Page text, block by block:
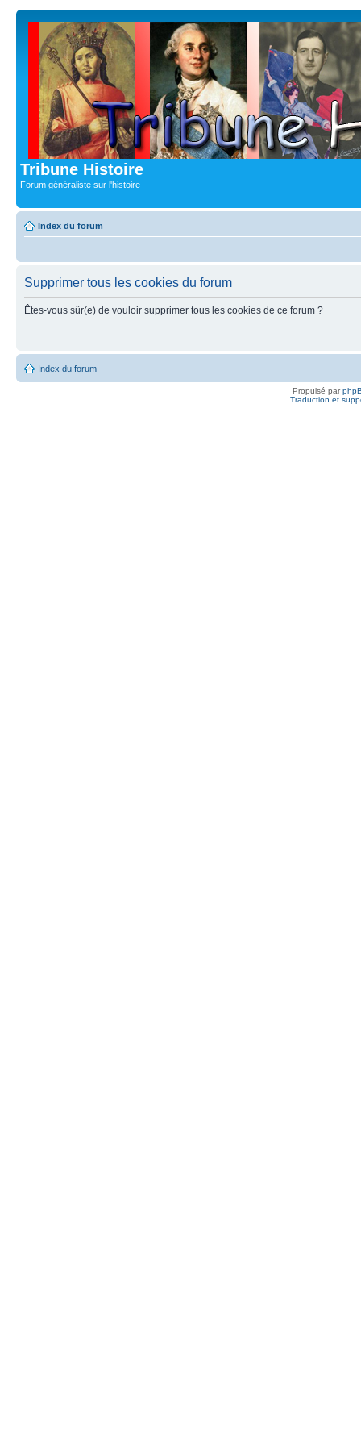
Tribune Histoire
Forum généraliste sur l'histoire
Index du forum
Supprimer tous les cookies du forum
Êtes-vous sûr(e) de vouloir supprimer tous les cookies de ce forum ?
Index du forum
Propulsé par
Traduction et